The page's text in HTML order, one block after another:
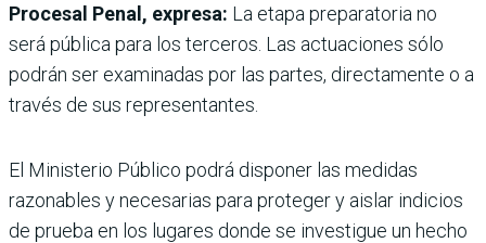
Procesal Penal, expresa: La etapa preparatoria no
será pública para los terceros. Las actuaciones sólo
podrán ser examinadas por las partes, directamente o a
través de sus representantes.
El Ministerio Público podrá disponer las medidas
razonables y necesarias para proteger y aislar indicios
de prueba en los lugares donde se investigue un hecho